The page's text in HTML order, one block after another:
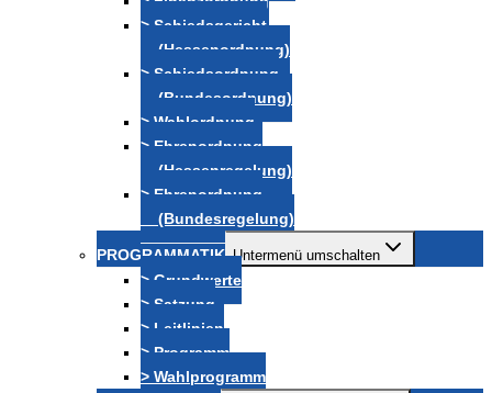
> Schiedsgericht
(Hessenordnung)
> Schiedsordnung
(Bundesordnung)
> Wahlordnung
> Ehrenordnung
(Hessenregelung)
> Ehrenordnung
(Bundesregelung)
PROGRAMMATIK Untermenü umschalten
> Grundwerte
> Satzung
> Leitlinien
> Programm
> Wahlprogramm